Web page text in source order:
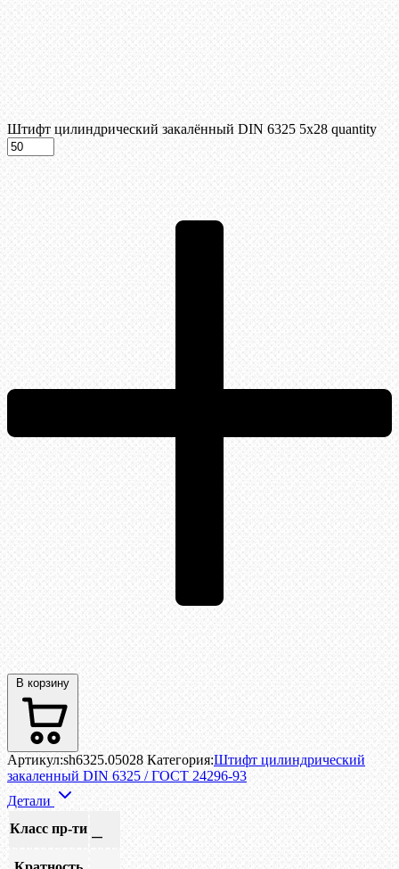
Штифт цилиндрический закалённый DIN 6325 5х28 quantity
В корзину
Артикул:sh6325.05028 Категория:Штифт цилиндрический
закаленный DIN 6325 / ГОСТ 24296-93
Детали
Класс пр-ти —